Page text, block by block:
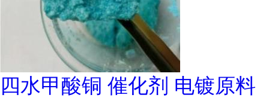
四水甲酸铜 催化剂 电镀原料